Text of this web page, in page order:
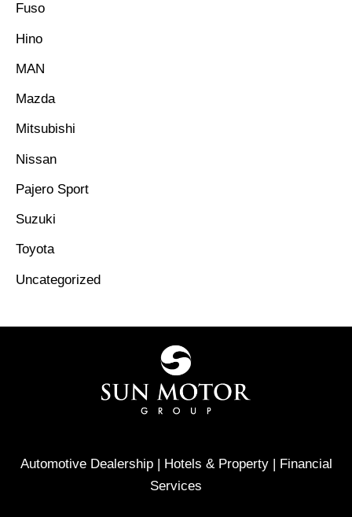
Fuso
Hino
MAN
Mazda
Mitsubishi
Nissan
Pajero Sport
Suzuki
Toyota
Uncategorized
Automotive Dealership | Hotels & Property | Financial
Services